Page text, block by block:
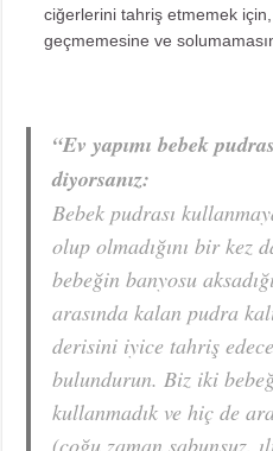
ciğerlerini tahriş etmemek için,
geçmemesine ve
“Ev yapımı bebek
diyorsanız:
Bebek pudrası
olup olmadığını bir kez
bebeğin banyosu
arasında kalan pudra
derisini iyice tahriş
bulundurun. Biz iki
kullanmadık ve hiç de
(çoğu zaman sabunsuz,